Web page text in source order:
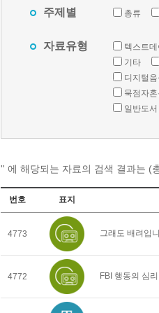
주제별 총류
자료유형 텍스트
기타
디지털
묵점자혼
일반도서
'' 에 해당되는 자료의 검색 결과는 (
번호 표지
4773 그래도 배려입
4772 FBI 행동의 심